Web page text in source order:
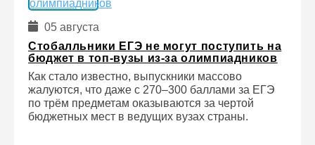
05 августа
Стобалльники ЕГЭ не могут поступить на
бюджет в топ-вузы из-за олимпиадников
Как стало известно, выпускники массово
жалуются, что даже с 270–300 баллами за ЕГЭ
по трём предметам оказываются за чертой
бюджетных мест в ведущих вузах страны.